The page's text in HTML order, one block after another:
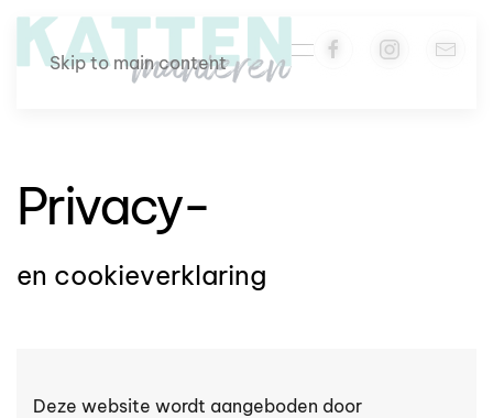
Skip to main content
Privacy-
en cookieverklaring
Deze website wordt aangeboden door